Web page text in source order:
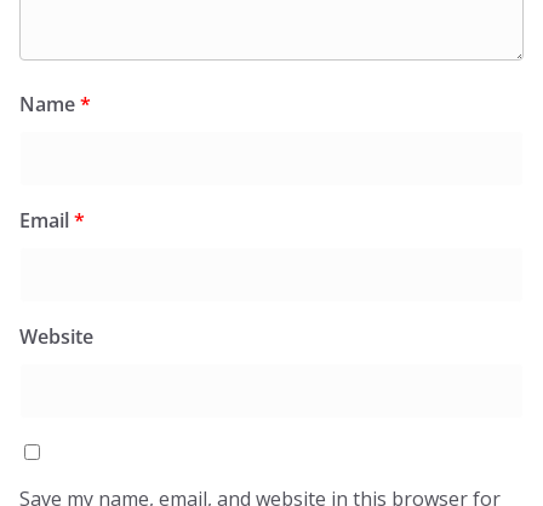
Name*
Email*
Website
Save my name, email, and website in this browser for